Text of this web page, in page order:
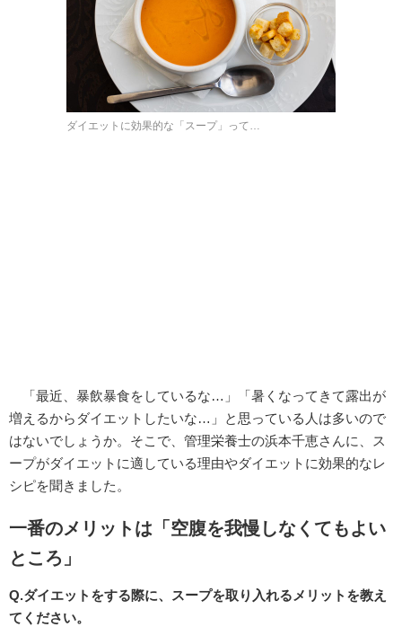
ダイエットに効果的な「スープ」って…
「最近、暴飲暴食をしているな…」「暑くなってきて露出が
増えるからダイエットしたいな…」と思っている人は多いので
はないでしょうか。そこで、管理栄養士の浜本千恵さんに、ス
ープがダイエットに適している理由やダイエットに効果的なレ
シピを聞きました。
一番のメリットは「空腹を我慢しなくてもよい
ところ」
Q.ダイエットをする際に、スープを取り入れるメリットを教え
てください。